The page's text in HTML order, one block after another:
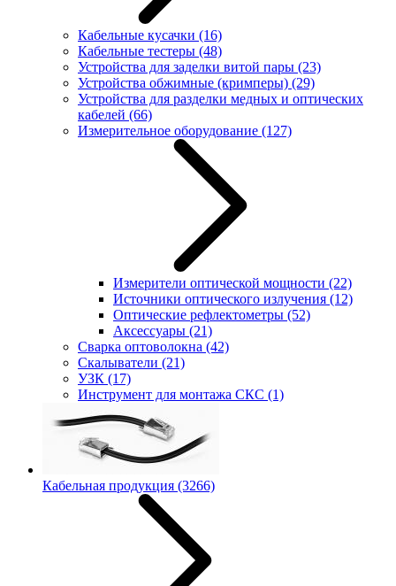
Кабельные кусачки (16)
Кабельные тестеры (48)
Устройства для заделки витой пары (23)
Устройства обжимные (кримперы) (29)
Устройства для разделки медных и оптических
кабелей (66)
Измерительное оборудование (127)
Измерители оптической мощности (22)
Источники оптического излучения (12)
Оптические рефлектометры (52)
Аксессуары (21)
Сварка оптоволокна (42)
Скалыватели (21)
УЗК (17)
Инструмент для монтажа СКС (1)
Кабельная продукция (3266)